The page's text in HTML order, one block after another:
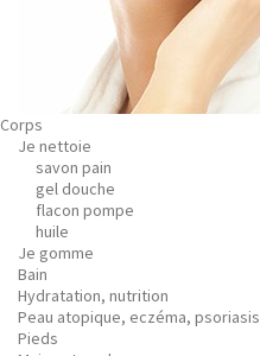
Corps
Je nettoie
savon pain
gel douche
flacon pompe
huile
Je gomme
Bain
Hydratation, nutrition
Peau atopique, eczéma, psoriasis
Pieds